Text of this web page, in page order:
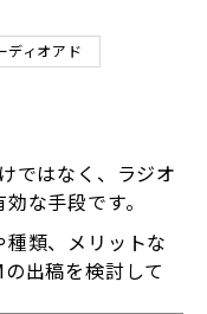
ディオアド
ではなく、ラジオ
な手段です。
類、メリットな
出稿を検討して